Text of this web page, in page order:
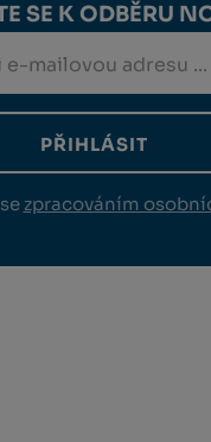
SE K ODBĚRU
PŘIHLÁSIT
zpracováním